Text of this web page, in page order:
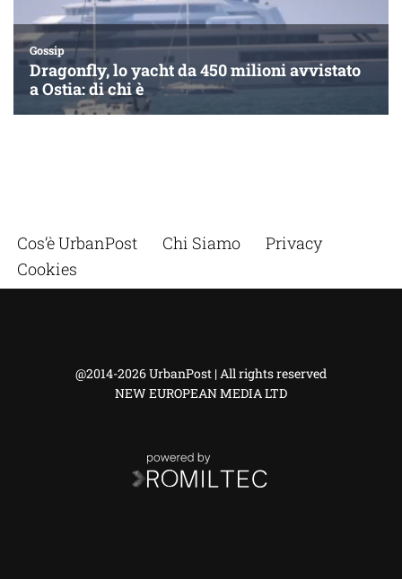
Cos’è UrbanPost Chi Siamo
Privacy
Cookies
@2014-2026 UrbanPost | All rights reserved
NEW EUROPEAN MEDIA LTD